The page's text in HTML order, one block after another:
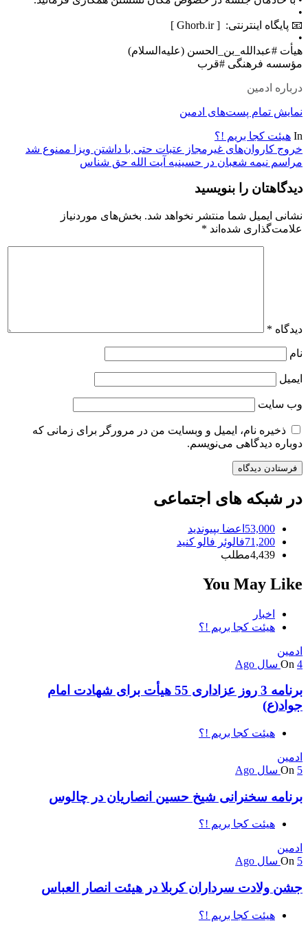
•
📧 پايگاه اینترنتی: ‏ [ Ghorb.ir ]
•
هیأت #عبدالله_بن_الحسن (عليه‌السلام)
مؤسسه فرهنگى #قرب
درباره ادمین
نمایش تمام پست‌های ادمین
In هیئت کجا بریم !؟
راهبری
نوشته
خروج کاروان‌های غیرمجاز عتبات حتی با داشتن ویزا ممنوع شد
مراسم نیمه شعبان در حسینیه آیت الله حق شناس
دیدگاهتان را بنویسید
نشانی ایمیل شما منتشر نخواهد شد. بخش‌های موردنیاز
علامت‌گذاری شده‌اند *
دیدگاه *
نام
ایمیل
وب‌ سایت
ذخیره نام، ایمیل و وبسایت من در مرورگر برای زمانی که
دوباره دیدگاهی می‌نویسم.
در شبکه های اجتماعی
53,000 اعضا بپیوندید
71,200فالوئر فالو کنید
4,439مطلب
You May Like
اخبار
هیئت کجا بریم !؟
ادمین
On 4 سال Ago
برنامه 3 روز عزاداری 55 هیأت برای شهادت امام
جواد(ع)
هیئت کجا بریم !؟
ادمین
On 5 سال Ago
برنامه سخنرانی شیخ حسین انصاریان در چالوس
هیئت کجا بریم !؟
ادمین
On 5 سال Ago
جشن ولادت سرداران کربلا در هیئت انصار العباس
هیئت کجا بریم !؟